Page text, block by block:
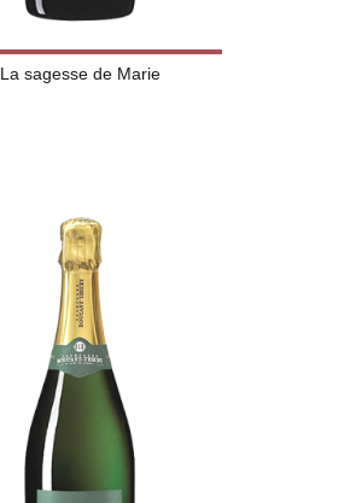
La sagesse de Marie